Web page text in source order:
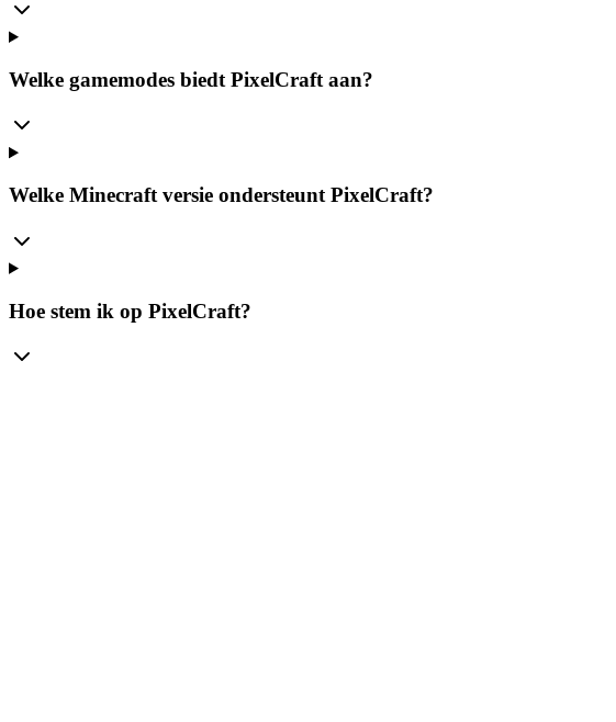
Welke gamemodes biedt PixelCraft aan?
Welke Minecraft versie ondersteunt PixelCraft?
Hoe stem ik op PixelCraft?